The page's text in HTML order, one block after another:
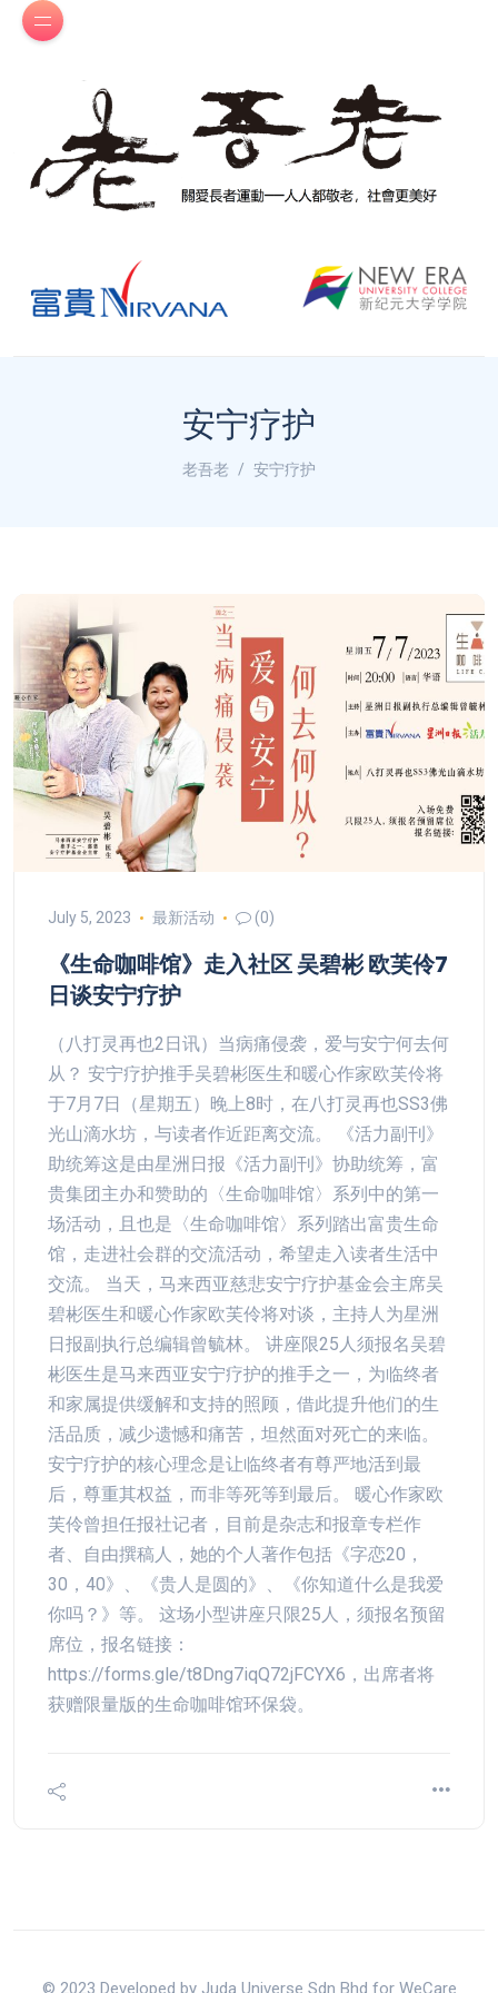
安宁疗护
老吾老 安宁疗护
July 5, 2023 最新活动 (0)
《生命咖啡馆》走入社区 吴碧彬 欧芙伶7
日谈安宁疗护
（八打灵再也2日讯）当病痛侵袭，爱与安宁何去何
从？ 安宁疗护推手吴碧彬医生和暖心作家欧芙伶将
于7月7日（星期五）晚上8时，在八打灵再也SS3佛
光山滴水坊，与读者作近距离交流。 《活力副刊》
助统筹这是由星洲日报《活力副刊》协助统筹，富
贵集团主办和赞助的〈生命咖啡馆〉系列中的第一
场活动，且也是〈生命咖啡馆〉系列踏出富贵生命
馆，走进社会群的交流活动，希望走入读者生活中
交流。 当天，马来西亚慈悲安宁疗护基金会主席吴
碧彬医生和暖心作家欧芙伶将对谈，主持人为星洲
日报副执行总编辑曾毓林。 讲座限25人须报名吴碧
彬医生是马来西亚安宁疗护的推手之一，为临终者
和家属提供缓解和支持的照顾，借此提升他们的生
活品质，减少遗憾和痛苦，坦然面对死亡的来临。
安宁疗护的核心理念是让临终者有尊严地活到最
后，尊重其权益，而非等死等到最后。 暖心作家欧
芙伶曾担任报社记者，目前是杂志和报章专栏作
者、自由撰稿人，她的个人著作包括《字恋20，
30，40》、《贵人是圆的》、《你知道什么是我爱
你吗？》等。 这场小型讲座只限25人，须报名预留
席位，报名链接：
https://forms.gle/t8Dng7iqQ72jFCYX6，出席者将
获赠限量版的生命咖啡馆环保袋。
© 2023 Developed by Juda Universe Sdn Bhd for WeCare